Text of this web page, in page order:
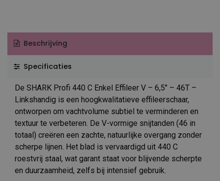
Beschrijving
Specificaties
De SHARK Profi 440 C Enkel Effileer V – 6,5″ – 46T –
Linkshandig is een hoogkwalitatieve effileerschaar,
ontworpen om vachtvolume subtiel te verminderen en
textuur te verbeteren. De V-vormige snijtanden (46 in
totaal) creëren een zachte, natuurlijke overgang zonder
scherpe lijnen. Het blad is vervaardigd uit 440 C
roestvrij staal, wat garant staat voor blijvende scherpte
en duurzaamheid, zelfs bij intensief gebruik.